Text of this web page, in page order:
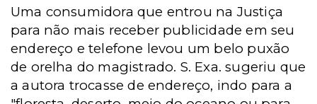
Uma consumidora que entrou na Justiça
para não mais receber publicidade em seu
endereço e telefone levou um belo puxão
de orelha do magistrado. S. Exa. sugeriu que
a autora trocasse de endereço, indo para a